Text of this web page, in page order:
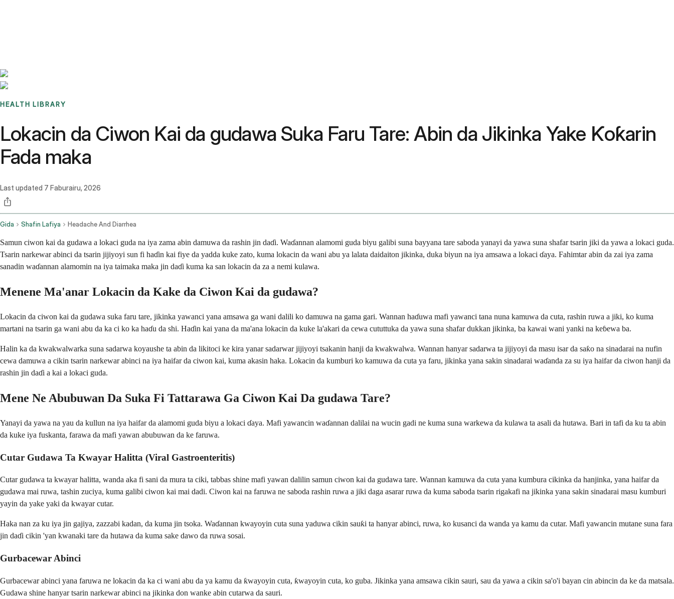
HEALTH LIBRARY
Lokacin da Ciwon Kai da gudawa Suka Faru Tare: Abin da Jikinka Yake Ƙoƙarin
Fada maka
Last updated 7 Faburairu, 2026
Gida Shafin Lafiya Headache And Diarrhea
Samun ciwon kai da gudawa a lokaci guda na iya zama abin damuwa da rashin jin daɗi. Waɗannan alamomi guda biyu galibi suna bayyana tare saboda yanayi da yawa suna shafar tsarin jiki da yawa a lokaci guda.
Tsarin narkewar abinci da tsarin jijiyoyi sun fi haɗin kai fiye da yadda kuke zato, kuma lokacin da wani abu ya lalata daidaiton jikinka, duka biyun na iya amsawa a lokaci ɗaya. Fahimtar abin da zai iya zama
sanadin waɗannan alamomin na iya taimaka maka jin daɗi kuma ka san lokacin da za a nemi kulawa.
Menene Ma'anar Lokacin da Kake da Ciwon Kai da gudawa?
Lokacin da ciwon kai da gudawa suka faru tare, jikinka yawanci yana amsawa ga wani dalili ko damuwa na gama gari. Wannan haɗuwa mafi yawanci tana nuna kamuwa da cuta, rashin ruwa a jiki, ko kuma
martani na tsarin ga wani abu da ka ci ko ka haɗu da shi. Haɗin kai yana da ma'ana lokacin da kuke la'akari da cewa cututtuka da yawa suna shafar dukkan jikinka, ba kawai wani yanki na keɓewa ba.
Halin ka da kwakwalwarka suna sadarwa koyaushe ta abin da likitoci ke kira yanar sadarwar jijiyoyi tsakanin hanji da kwakwalwa. Wannan hanyar sadarwa ta jijiyoyi da masu isar da saƙo na sinadarai na nufin
cewa damuwa a cikin tsarin narkewar abinci na iya haifar da ciwon kai, kuma akasin haka. Lokacin da kumburi ko kamuwa da cuta ya faru, jikinka yana sakin sinadarai waɗanda za su iya haifar da ciwon hanji da
rashin jin daɗi a kai a lokaci guda.
Mene Ne Abubuwan Da Suka Fi Tattarawa Ga Ciwon Kai Da gudawa Tare?
Yanayi da yawa na yau da kullun na iya haifar da alamomi guda biyu a lokaci ɗaya. Mafi yawancin waɗannan dalilai na wucin gadi ne kuma suna warkewa da kulawa ta asali da hutawa. Bari in tafi da ku ta abin
da kuke iya fuskanta, farawa da mafi yawan abubuwan da ke faruwa.
Cutar Gudawa Ta Kwayar Halitta (Viral Gastroenteritis)
Cutar gudawa ta kwayar halitta, wanda aka fi sani da mura ta ciki, tabbas shine mafi yawan dalilin samun ciwon kai da gudawa tare. Wannan kamuwa da cuta yana kumbura cikinka da hanjinka, yana haifar da
gudawa mai ruwa, tashin zuciya, kuma galibi ciwon kai mai dadi. Ciwon kai na faruwa ne saboda rashin ruwa a jiki daga asarar ruwa da kuma saboda tsarin rigakafi na jikinka yana sakin sinadarai masu kumburi
yayin da yake yaki da kwayar cutar.
Haka nan za ku iya jin gajiya, zazzabi kadan, da kuma jin tsoka. Waɗannan kwayoyin cuta suna yaduwa cikin sauƙi ta hanyar abinci, ruwa, ko kusanci da wanda ya kamu da cutar. Mafi yawancin mutane suna fara
jin daɗi cikin 'yan kwanaki tare da hutawa da kuma sake dawo da ruwa sosai.
Gurbacewar Abinci
Gurbacewar abinci yana faruwa ne lokacin da ka ci wani abu da ya kamu da ƙwayoyin cuta, ƙwayoyin cuta, ko guba. Jikinka yana amsawa cikin sauri, sau da yawa a cikin sa'o'i bayan cin abincin da ke da matsala.
Gudawa shine hanyar tsarin narkewar abinci na jikinka don wanke abin cutarwa da sauri.